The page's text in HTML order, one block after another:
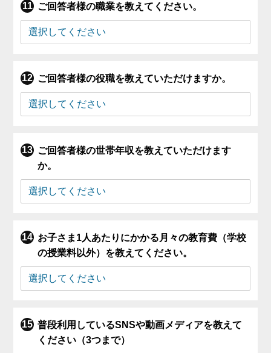
ご回答者様の職業を教えてください。
ご回答者様の役職を教えていただけますか。
ご回答者様の世帯年収を教えていただけます
か。
お子さま1人あたりにかかる月々の教育費（学校
の授業料以外）を教えてください。
普段利用しているSNSや動画メディアを教えて
ください（3つまで）